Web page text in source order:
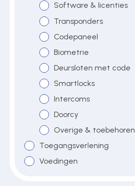
Software & licenties
Transponders
Codepaneel
Biometrie
Deursloten met code
Smartlocks
Intercoms
Doorcy
Overige & toebehoren
Toegangsverlening
Voedingen